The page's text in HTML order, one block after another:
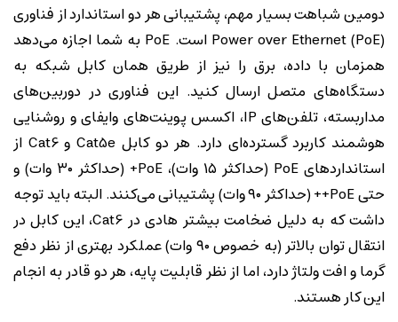
دومین شباهت بسیار مهم، پشتیبانی هر دو استاندارد از فناوری
Power over Ethernet (PoE) است. PoE به شما اجازه می‌دهد
همزمان با داده، برق را نیز از طریق همان کابل شبکه به
دستگاه‌های متصل ارسال کنید. این فناوری در دوربین‌های
مداربسته، تلفن‌های IP، اکسس پوینت‌های وایفای و روشنایی
هوشمند کاربرد گسترده‌ای دارد. هر دو کابل Cat5e و Cat6 از
استانداردهای PoE (حداکثر ۱۵ وات)، PoE+ (حداکثر ۳۰ وات) و
حتی PoE++ (حداکثر ۹۰ وات) پشتیبانی می‌کنند. البته باید توجه
داشت که به دلیل ضخامت بیشتر هادی در Cat6، این کابل در
انتقال توان بالاتر (به خصوص ۹۰ وات) عملکرد بهتری از نظر دفع
گرما و افت ولتاژ دارد، اما از نظر قابلیت پایه، هر دو قادر به انجام
این کار هستند.